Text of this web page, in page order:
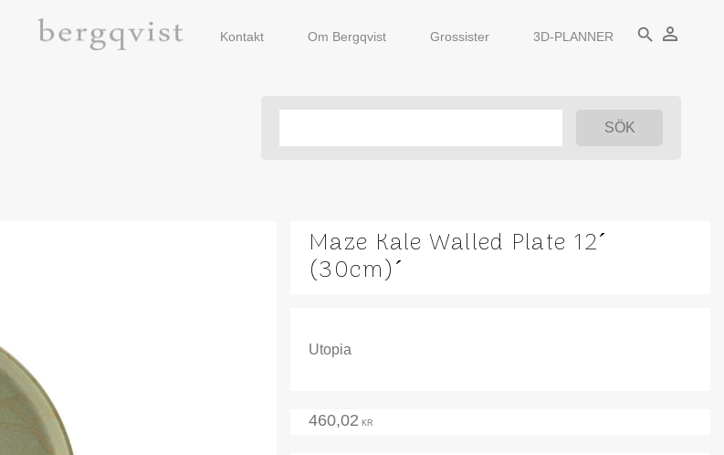
Kontakt Om Bergqvist Grossister 3D-PLANNER search person_outline
Maze Kale Walled Plate 12´
(30cm)´
Utopia
460,02 KR